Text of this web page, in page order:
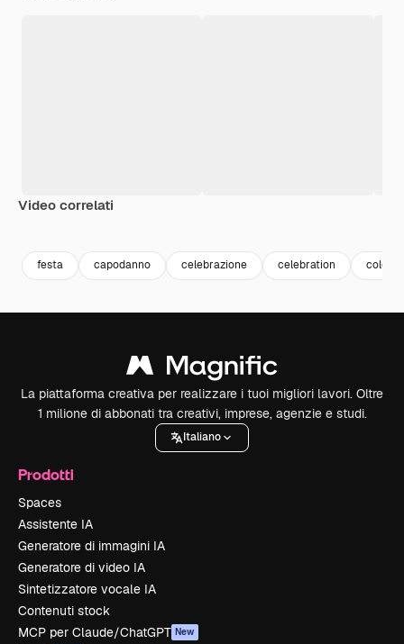
Video correlati
festa capodanno celebrazione celebration color
La piattaforma creativa per realizzare i tuoi migliori lavori. Oltre
1 milione di abbonati tra creativi, imprese, agenzie e studi.
Italiano
Prodotti
Spaces
Assistente IA
Generatore di immagini IA
Generatore di video IA
Sintetizzatore vocale IA
Contenuti stock
MCP per Claude/ChatGPT New